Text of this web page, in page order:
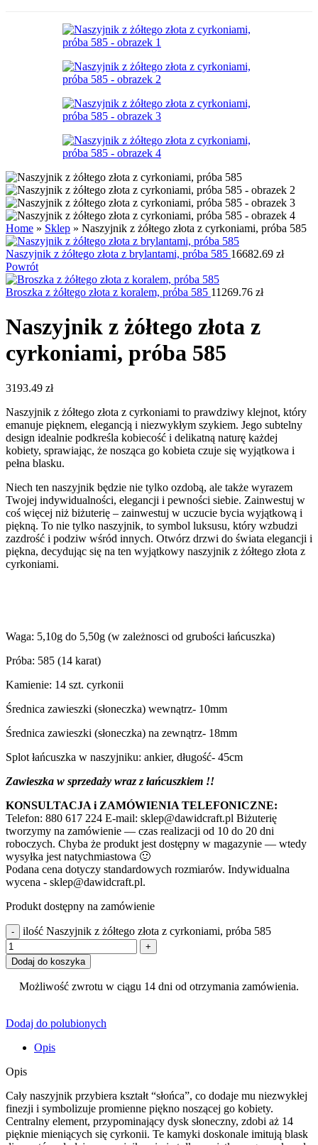
Home » Sklep » Naszyjnik z żółtego złota z cyrkoniami, próba 585
Naszyjnik z żółtego złota z brylantami, próba 585 16682.69 zł
Powrót
Broszka z żółtego złota z koralem, próba 585 11269.76 zł
Naszyjnik z żółtego złota z
cyrkoniami, próba 585
3193.49 zł
Naszyjnik z żółtego złota z cyrkoniami to prawdziwy klejnot, który
emanuje pięknem, elegancją i niezwykłym szykiem. Jego subtelny
design idealnie podkreśla kobiecość i delikatną naturę każdej
kobiety, sprawiając, że nosząca go kobieta czuje się wyjątkowa i
pełna blasku.
Niech ten naszyjnik będzie nie tylko ozdobą, ale także wyrazem
Twojej indywidualności, elegancji i pewności siebie. Zainwestuj w
coś więcej niż biżuterię – zainwestuj w uczucie bycia wyjątkową i
piękną. To nie tylko naszyjnik, to symbol luksusu, który wzbudzi
zazdrość i podziw wśród innych. Otwórz drzwi do świata elegancji i
piękna, decydując się na ten wyjątkowy naszyjnik z żółtego złota z
cyrkoniami.
Waga: 5,10g do 5,50g (w zależnosci od grubości łańcuszka)
Próba: 585 (14 karat)
Kamienie: 14 szt. cyrkonii
Średnica zawieszki (słoneczka) wewnątrz- 10mm
Średnica zawieszki (słoneczka) na zewnątrz- 18mm
Splot łańcuszka w naszyjniku: ankier, długość- 45cm
Zawieszka w sprzedaży wraz z łańcuszkiem !!
KONSULTACJA i ZAMÓWIENIA TELEFONICZNE:
Telefon: 880 617 224 E-mail: sklep@dawidcraft.pl Biżuterię
tworzymy na zamówienie — czas realizacji od 10 do 20 dni
roboczych. Chyba że produkt jest dostępny w magazynie — wtedy
wysyłka jest natychmiastowa 🙂
Podana cena dotyczy standardowych rozmiarów. Indywidualna
wycena - sklep@dawidcraft.pl.
Produkt dostępny na zamówienie
ilość Naszyjnik z żółtego złota z cyrkoniami, próba 585
Dodaj do koszyka
Możliwość zwrotu w ciągu 14 dni od otrzymania zamówienia.
Dodaj do polubionych
Opis
Opis
Cały naszyjnik przybiera kształt “słońca”, co dodaje mu niezwykłej
finezji i symbolizuje promienne piękno noszącej go kobiety.
Centralny element, przypominający dysk słoneczny, zdobi aż 14
pięknie mieniących się cyrkonii. Te kamyki doskonale imitują blask